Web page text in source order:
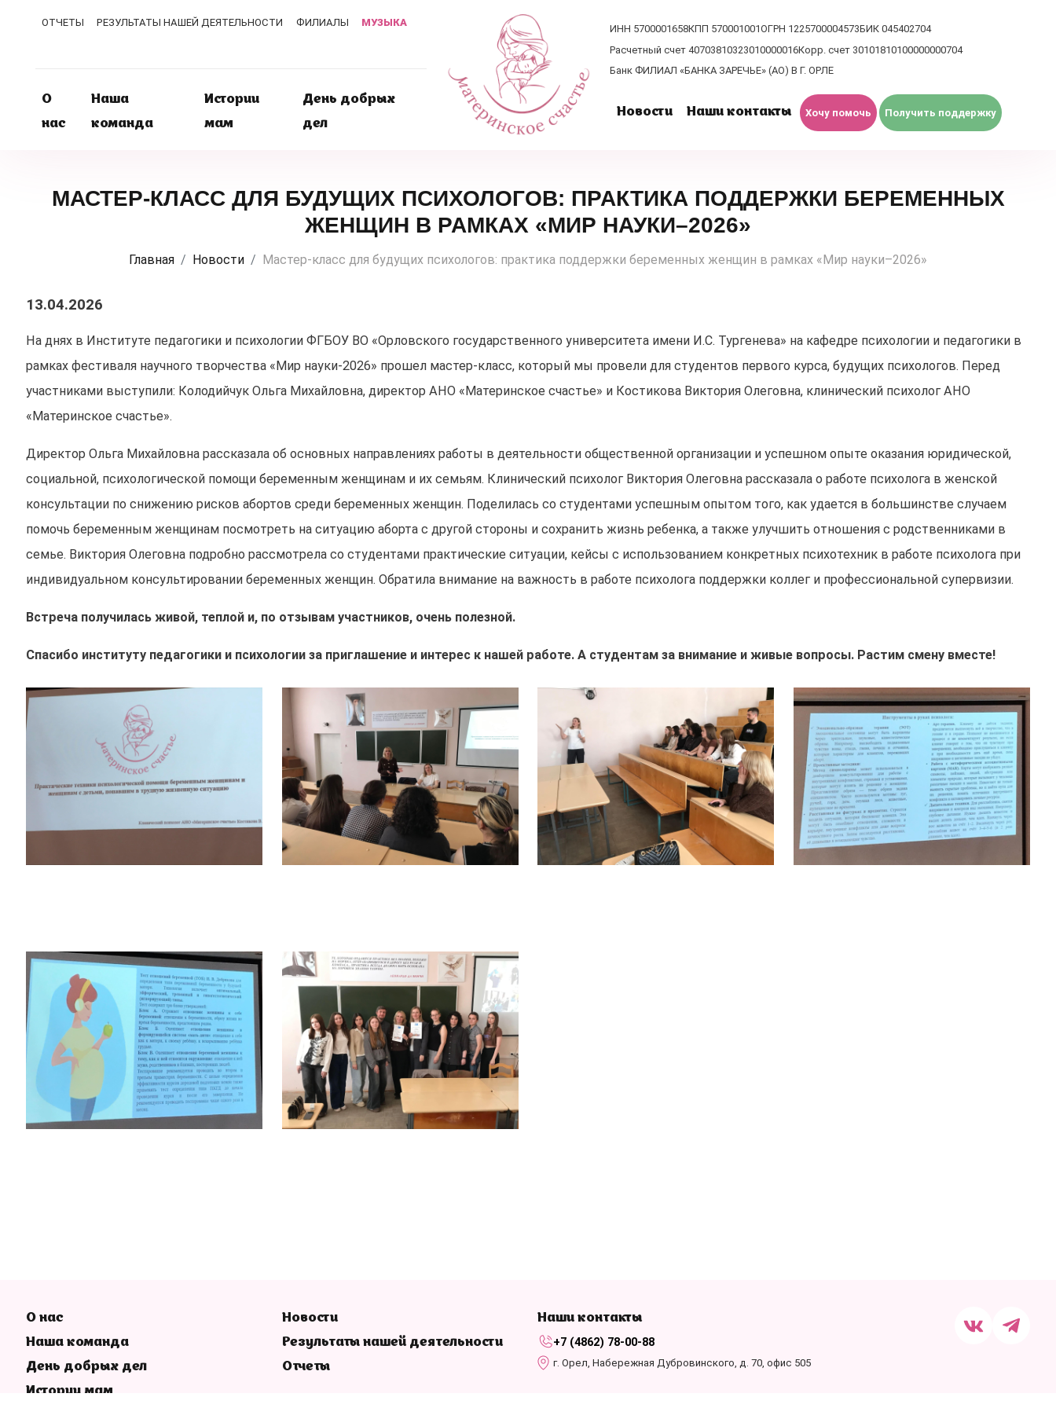
ОТЧЕТЫ РЕЗУЛЬТАТЫ НАШЕЙ ДЕЯТЕЛЬНОСТИ ФИЛИАЛЫ МУЗЫКА
О
нас
Наша
команда
Истории
мам
День добрых
дел
ИНН 5700001658КПП 570001001ОГРН 1225700004573БИК 045402704
Расчетный счет 40703810323010000016Корр. счет 30101810100000000704
Банк ФИЛИАЛ «БАНКА ЗАРЕЧЬЕ» (АО) В Г. ОРЛЕ
Новости Наши контакты Хочу помочь Получить поддержку
МАСТЕР-КЛАСС ДЛЯ БУДУЩИХ ПСИХОЛОГОВ: ПРАКТИКА ПОДДЕРЖКИ БЕРЕМЕННЫХ
ЖЕНЩИН В РАМКАХ «МИР НАУКИ–2026»
Главная Новости Мастер-класс для будущих психологов: практика поддержки беременных женщин в рамках «Мир науки–2026»
13.04.2026
На днях в Институте педагогики и психологии ФГБОУ ВО «Орловского государственного университета имени И.С. Тургенева» на кафедре психологии и педагогики в
рамках фестиваля научного творчества «Мир науки-2026» прошел мастер-класс, который мы провели для студентов первого курса, будущих психологов. Перед
участниками выступили: Колодийчук Ольга Михайловна, директор АНО «Материнское счастье» и Костикова Виктория Олеговна, клинический психолог АНО
«Материнское счастье».
Директор Ольга Михайловна рассказала об основных направлениях работы в деятельности общественной организации и успешном опыте оказания юридической,
социальной, психологической помощи беременным женщинам и их семьям. Клинический психолог Виктория Олеговна рассказала о работе психолога в женской
консультации по снижению рисков абортов среди беременных женщин. Поделилась со студентами успешным опытом того, как удается в большинстве случаем
помочь беременным женщинам посмотреть на ситуацию аборта с другой стороны и сохранить жизнь ребенка, а также улучшить отношения с родственниками в
семье. Виктория Олеговна подробно рассмотрела со студентами практические ситуации, кейсы с использованием конкретных психотехник в работе психолога при
индивидуальном консультировании беременных женщин. Обратила внимание на важность в работе психолога поддержки коллег и профессиональной супервизии.
Встреча получилась живой, теплой и, по отзывам участников, очень полезной.
Спасибо институту педагогики и психологии за приглашение и интерес к нашей работе. А студентам за внимание и живые вопросы. Растим смену вместе!
О нас
Наша команда
День добрых дел
Истории мам
Новости
Результаты нашей деятельности
Отчеты
Наши контакты
+7 (4862) 78-00-88
г. Орел, Набережная Дубровинского, д. 70, офис 505